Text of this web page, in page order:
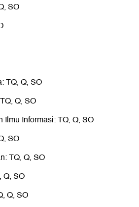
SO
TQ, Q, SO
Q, SO
Ilmu Informasi: TQ, Q, SO
SO
TQ, Q, SO
Q, SO
Q, SO